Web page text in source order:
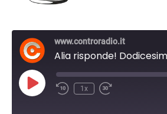
www.controradio.it
Alia risponde!
Play
Episode
1x